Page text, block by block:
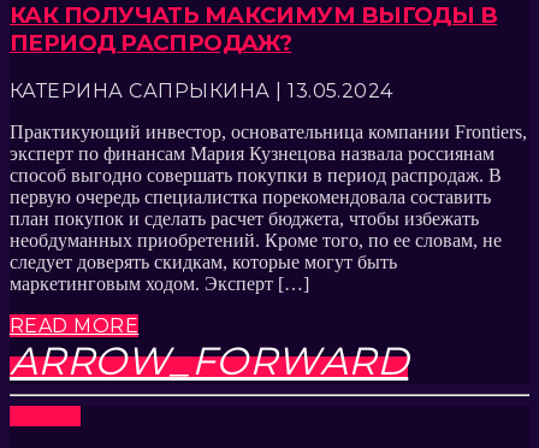
КАК ПОЛУЧАТЬ МАКСИМУМ ВЫГОДЫ В
ПЕРИОД РАСПРОДАЖ?
КАТЕРИНА САПРЫКИНА | 13.05.2024
Практикующий инвестор, основательница компании Frontiers,
эксперт по финансам Мария Кузнецова назвала россиянам
способ выгодно совершать покупки в период распродаж. В
первую очередь специалистка порекомендовала составить
план покупок и сделать расчет бюджета, чтобы избежать
необдуманных приобретений. Кроме того, по ее словам, не
следует доверять скидкам, которые могут быть
маркетинговым ходом. Эксперт […]
READ MORE
ARROW_FORWARD